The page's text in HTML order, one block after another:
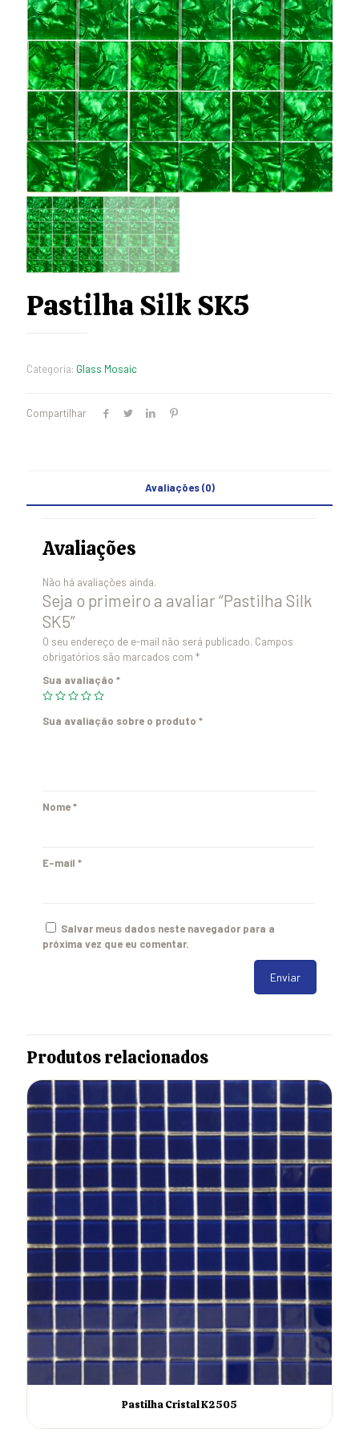
Pastilha Silk SK5
Categoria: Glass Mosaic
Compartilhar
Avaliações (0)
Avaliações
Não há avaliações ainda.
Seja o primeiro a avaliar “Pastilha Silk
SK5”
O seu endereço de e-mail não será publicado. Campos
obrigatórios são marcados com *
Sua avaliação *
Sua avaliação sobre o produto *
Nome*
E-mail *
Salvar meus dados neste navegador para a
próxima vez que eu comentar.
Produtos relacionados
Pastilha Cristal K2505